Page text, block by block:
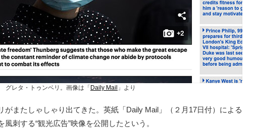
グレタ・トゥンベリ。画像は「 Daily Mail 」より
またしゃしゃり出てきた。英紙「Daily Mail」（２月17日付）による
刺する“観光広告”映像を公開したという。